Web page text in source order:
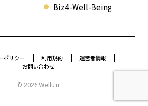
Biz4-Well-Being
ポリシー 利用規約
運営者情報
お問い合わせ
© 2026 Wellulu.